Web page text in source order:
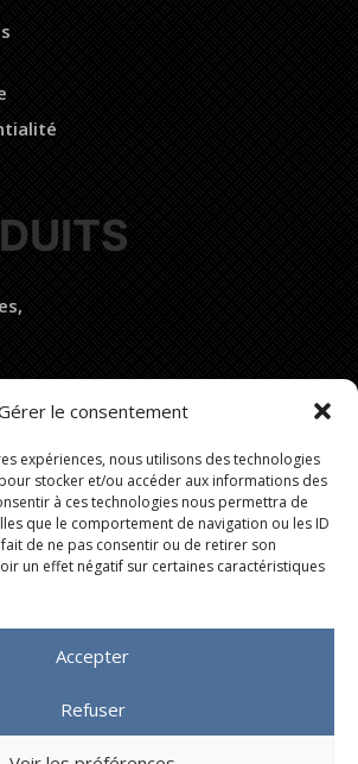
le consentement
expériences, nous utilisons des technologies
stocker et/ou accéder aux informations des
à ces technologies nous permettra de
que le comportement de navigation ou les ID
de ne pas consentir ou de retirer son
un effet négatif sur certaines caractéristiques
Accepter
Refuser
Groupe – Tous droits réservés
de publicité: IMPAAKT